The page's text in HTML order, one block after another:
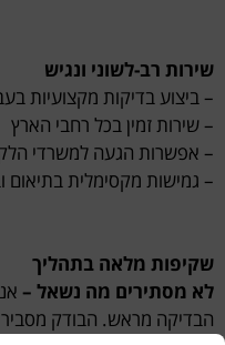
שירות רב-לשוני ונגיש
– ביצוע בדיקות מקצועיות
– שירות זמין בכל רחבי הארץ
– אפשרות הגעה למשרדי
– גמישות מקסימלית בתיאום
שקיפות מלאה בתהליך
לא מסתירים מה נשאל –
הבדיקה מראש. הבודק מסביר